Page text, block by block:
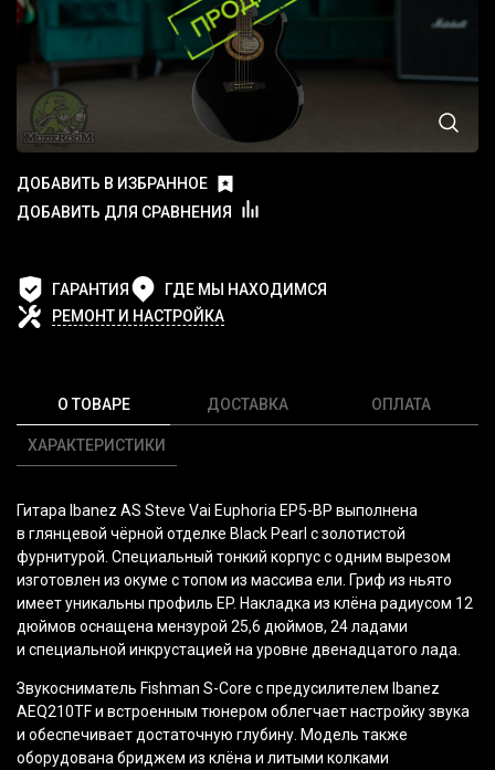
ДОБАВИТЬ В ИЗБРАННОЕ
ДОБАВИТЬ ДЛЯ СРАВНЕНИЯ
ГАРАНТИЯ
ГДЕ МЫ НАХОДИМСЯ
РЕМОНТ И НАСТРОЙКА
О ТОВАРЕ
ХАРАКТЕРИСТИКИ
ДОСТАВКА ОПЛАТА
Гитара Ibanez AS Steve Vai Euphoria EP5-BP выполнена
в глянцевой чёрной отделке Black Pearl с золотистой
фурнитурой. Специальный тонкий корпус с одним вырезом
изготовлен из окуме с топом из массива ели. Гриф из ньято
имеет уникальны профиль EP. Накладка из клёна радиусом 12
дюймов оснащена мензурой 25,6 дюймов, 24 ладами
и специальной инкрустацией на уровне двенадцатого лада.
Звукосниматель Fishman S-Core с предусилителем Ibanez
AEQ210TF и встроенным тюнером облегчает настройку звука
и обеспечивает достаточную глубину. Модель также
оборудована бриджем из клёна и литыми колками